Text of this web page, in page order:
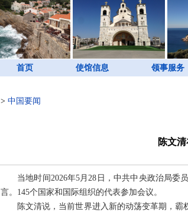
首页 使馆信息 领事服务
> 中国要闻
陈文
当地时间2026年5月28日，中共中央政治局
言。145个国家和国际组织的代表参加会议。
陈文清说，当前世界进入新的动荡变革期，